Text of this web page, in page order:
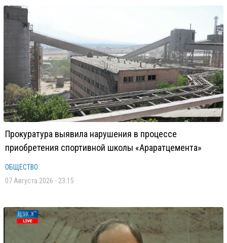
Прокуратура выявила нарушения в процессе
приобретения спортивной школы «Араратцемента»
ОБЩЕСТВО
07 Августа 2026 - 23:15